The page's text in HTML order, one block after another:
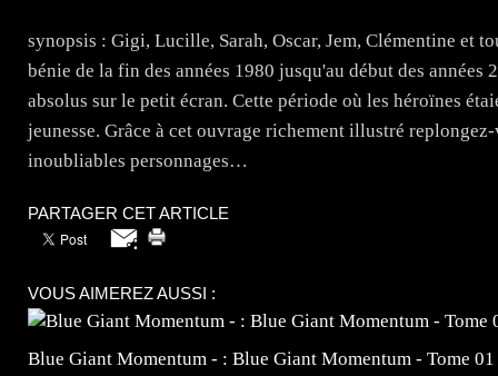
synopsis : Gigi, Lucille, Sarah, Oscar, Jem, Clémentine et
bénie de la fin des années 1980 jusqu'au début des années
absolus sur le petit écran. Cette période où les héroïnes
jeunesse. Grâce à cet ouvrage richement illustré
inoubliables personnages…
PARTAGER CET ARTICLE
VOUS AIMEREZ AUSSI :
Blue Giant Momentum - : Blue Giant Momentum - Tome 01